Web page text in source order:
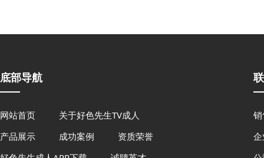
底部导航
网站首页
关于好色先生TV成人
产品展示
成功案例
资质荣誉